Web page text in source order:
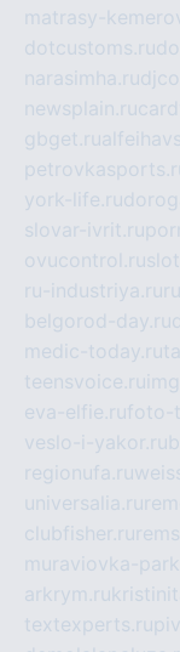
matrasy-
dotcustoms.ru
narasimha.ru
newsplain.ru
gbget.ru
york-life.ru
slovar-ivrit.ru
ovucontrol.ru
ru-industriya.ru
belgorod-day.ru
medic-today.ru
teensvoice.ru
eva-elfie.rufoto-
veslo-i-yakor.ru
regionufa.ru
universalia.ru
clubfisher.ru
muraviovka-
arkrym.ru
textexperts.ru